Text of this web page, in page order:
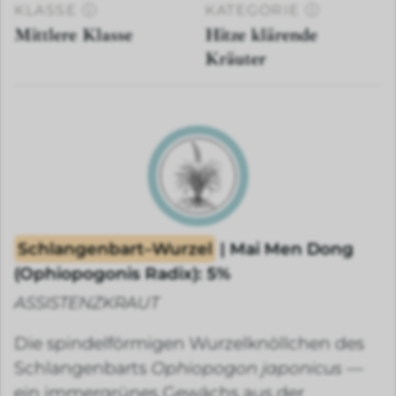
KLASSE
Mittlere Klasse
KATEGORIE
Hitze klärende
Kräuter
Schlangenbart–Wurzel | Mai Men Dong
(Ophiopogonis Radix): 5%
ASSISTENZKRAUT
Die spindelförmigen Wurzelknöllchen des
Schlangenbarts Ophiopogon japonicus —